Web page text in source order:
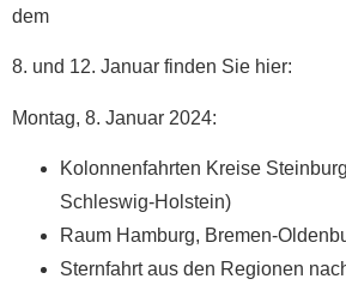
dem
8. und 12. Januar finden Sie hier:
Montag, 8. Januar 2024:
Kolonnenfahrten Kreise
Schleswig-Holstein)
Raum Hamburg, Bremen-
Sternfahrt aus den Regionen